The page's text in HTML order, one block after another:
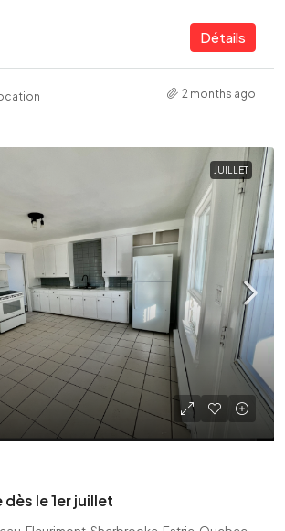
Détails
2 months ago
JUILLET
le 1er juillet